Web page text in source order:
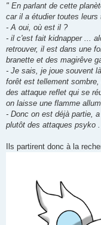
" En parlant de cette
car il a étudier toutes leurs
- A oui, où est il ?
- il c'est fait kidnapper ...
retrouver, il est dans une
branette et des magirêve
- Je sais, je joue souvent
forêt est tellement
des attaque reflet qui se
on laisse une flamme
- Donc on est déjà partie,
plutôt des attaques psyko
Ils partirent donc à la